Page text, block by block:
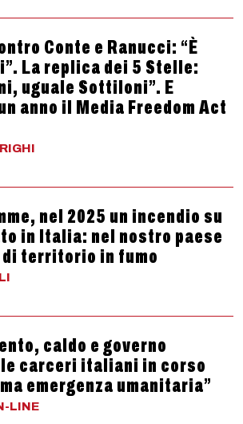
Conte e Ranucci: “È
La replica dei 5 Stelle:
uguale Sottiloni”. E
anno il Media Freedom Act
RIGHI
nel 2025 un incendio su
in Italia: nel nostro paese
territorio in fumo
caldo e governo
carceri italiani in corso
emergenza umanitaria”
LINE